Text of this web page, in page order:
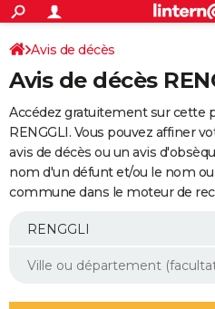
ACTUALITÉS
Politique
Société
Faits Divers
Education
Monde
Villes
+
SPORT
Coupe du monde 2026
Football
Tennis
Cyclisme
Rugby
Forum
Programme TV
TNT
Streaming
Cinéma
Sorties cinéma
Musique
+
FINANCE
Retraite
Epargne
Immobilier
Risques naturels par ville
Banque
Assurance
AUTO
Essais
Réserver un essai
Citadines
Berlines
SUV
Forum auto
+
Mobiles
Meilleur smartphone
Internet
Ordinateurs
Jeux vidéo
Guide high-tech
Aménagement intérieur
Avis de décès
Avis de décès
Accédez gratuitement sur cette
RENGGLI. Vous pouvez affiner
avis de décès ou un avis
nom d'un défunt et/ou le nom
commune dans le moteur de